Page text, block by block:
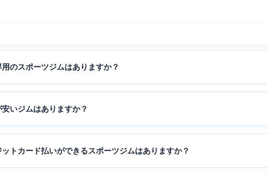
のスポーツジムはありますか？
いジムはありますか？
トカード払いができるスポーツジムはありますか？